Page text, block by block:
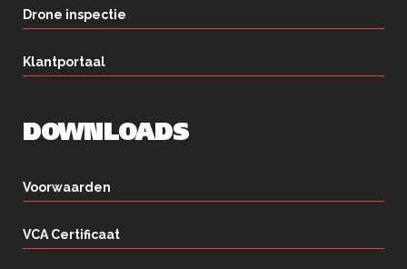
Drone inspectie
Klantportaal
DOWNLOADS
Voorwaarden
VCA Certificaat